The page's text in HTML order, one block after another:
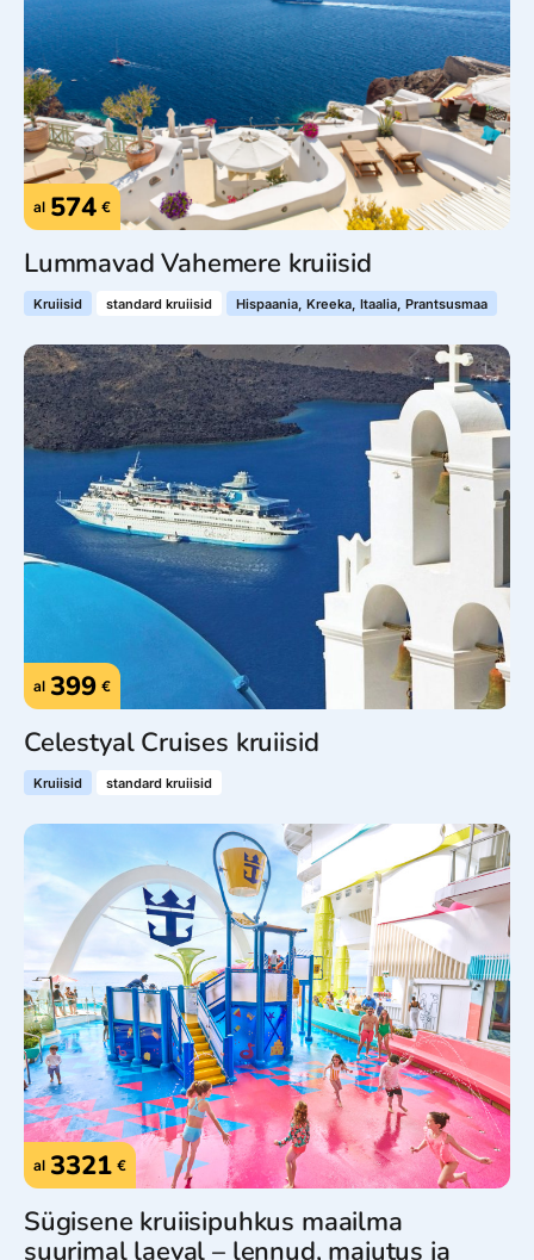
al 574 €
Lummavad Vahemere kruiisid
Kruiisid standard kruiisid Hispaania, Kreeka, Itaalia, Prantsusmaa
al 399 €
Celestyal Cruises kruiisid
Kruiisid standard kruiisid
al 3321 €
Sügisene kruiisipuhkus maailma
suurimal laeval – lennud, majutus ja